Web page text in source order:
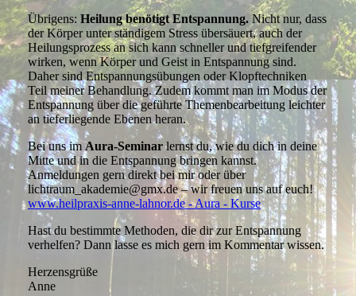
Übrigens: Heilung benötigt Entspannung. Nicht nur, dass
der Körper unter ständigem Stress übersäuert, auch der
Heilungsprozess an sich kann schneller und tiefgreifender
wirken, wenn Körper und Geist in Entspannung sind.
Daher sind Entspannungsübungen oder Klopftechniken
Teil meiner Behandlung. Zudem kommt man im Modus der
Entspannung über die geführte Themenbearbeitung leichter
an tieferliegende Ebenen heran.
Bei uns imAura-Seminarlernst du, wie du dich in deine
Mitte und in die Entspannung bringen kannst.
Anmeldungen gern direkt bei mir oder über
lichtraum_akademie@gmx.de – wir freuen uns auf euch!
www.heilpraxis-anne-lahnor.de - Aura - Kurse
Hast du bestimmte Methoden, die dir zur Entspannung
verhelfen? Dann lasse es mich gern im Kommentar wissen.
Herzensgrüße
Anne